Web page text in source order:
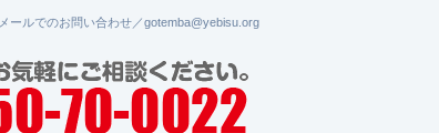
メールでのお問い合わせ／gotemba@yebisu.org